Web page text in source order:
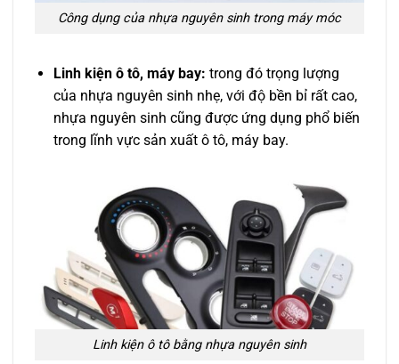
Công dụng của nhựa nguyên sinh trong máy móc
Linh kiện ô tô, máy bay: trong đó trọng lượng
của nhựa nguyên sinh nhẹ, với độ bền bỉ rất cao,
nhựa nguyên sinh cũng được ứng dụng phổ biến
trong lĩnh vực sản xuất ô tô, máy bay.
Linh kiện ô tô bằng nhựa nguyên sinh